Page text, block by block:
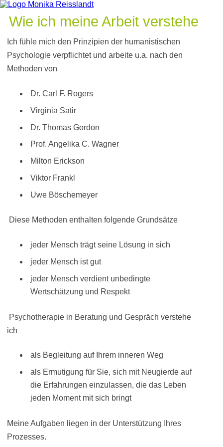
Wie ich meine Arbeit verstehe
Ich fühle mich den Prinzipien der humanistischen
Psychologie verpflichtet und arbeite u.a. nach den
Methoden von
Dr. Carl F. Rogers
Virginia Satir
Dr. Thomas Gordon
Prof. Angelika C. Wagner
Milton Erickson
Viktor Frankl
Uwe Böschemeyer
Diese Methoden enthalten folgende Grundsätze
jeder Mensch trägt seine Lösung in sich
jeder Mensch ist gut
jeder Mensch verdient unbedingte
Wertschätzung und Respekt
Psychotherapie in Beratung und Gespräch verstehe
ich
als Begleitung auf Ihrem inneren Weg
als Ermutigung für Sie, sich mit Neugierde auf
die Erfahrungen einzulassen, die das Leben
jeden Moment mit sich bringt
Meine Aufgaben liegen in der Unterstützung Ihres
Prozesses.